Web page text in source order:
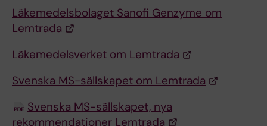
Läkemedelsbolaget Sanofi Genzyme om
Lemtrada
Läkemedelsverket om Lemtrada
Svenska MS-sällskapet om Lemtrada
Svenska MS-sällskapet, nya
rekommendationer Lemtrada